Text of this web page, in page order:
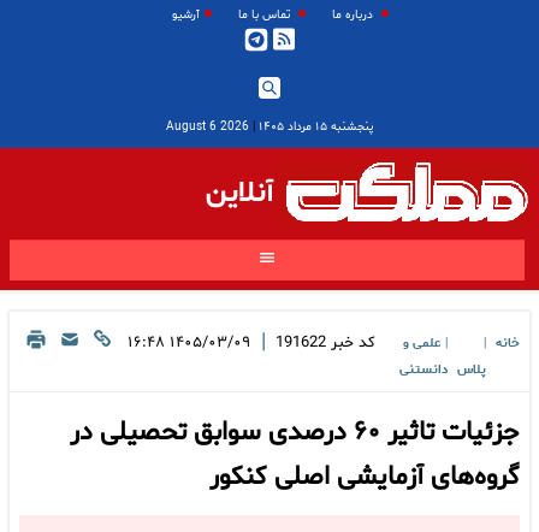
درباره ما تماس با ما آرشیو
پنجشنبه ۱۵ مرداد ۱۴۰۵ |
2026 August 6
آنلاین
خانه
پلاس
علمی و
دانستنی
کد خبر 191622
| ۱۴۰۵/۰۳/۰۹ ۱۶:۴۸
جزئیات تاثیر ۶۰ درصدی سوابق تحصیلی در
گروه‌های آزمایشی اصلی کنکور